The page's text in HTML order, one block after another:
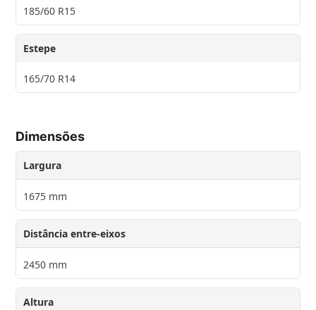
185/60 R15
Estepe
165/70 R14
Dimensões
Largura
1675 mm
Distância entre-eixos
2450 mm
Altura